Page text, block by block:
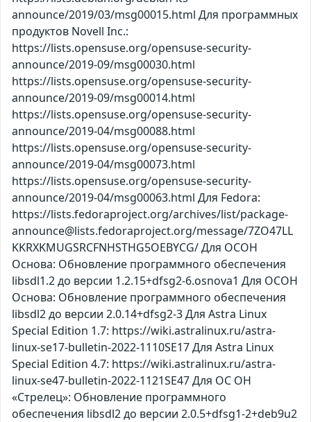
announce/2019/03/msg00015.html Для программных
продуктов Novell Inc.:
https://lists.opensuse.org/opensuse-security-
announce/2019-09/msg00030.html
https://lists.opensuse.org/opensuse-security-
announce/2019-09/msg00014.html
https://lists.opensuse.org/opensuse-security-
announce/2019-04/msg00088.html
https://lists.opensuse.org/opensuse-security-
announce/2019-04/msg00073.html
https://lists.opensuse.org/opensuse-security-
announce/2019-04/msg00063.html Для Fedora:
https://lists.fedoraproject.org/archives/list/package-
announce@lists.fedoraproject.org/message/7ZO47LL
KKRXKMUGSRCFNHSTHG5OEBYCG/ Для ОСОН
Основа: Обновление программного обеспечения
libsdl1.2 до версии 1.2.15+dfsg2-6.osnova1 Для ОСОН
Основа: Обновление программного обеспечения
libsdl2 до версии 2.0.14+dfsg2-3 Для Astra Linux
Special Edition 1.7: https://wiki.astralinux.ru/astra-
linux-se17-bulletin-2022-1110SE17 Для Astra Linux
Special Edition 4.7: https://wiki.astralinux.ru/astra-
linux-se47-bulletin-2022-1121SE47 Для ОС ОН
«Стрелец»: Обновление программного
обеспечения libsdl2 до версии 2.0.5+dfsg1-2+deb9u2